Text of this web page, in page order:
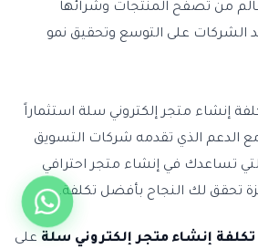
من تصفح المنتجات وشرائها
الشركات على التوسع وتحقيق نمو
إنشاء متجر إلكتروني سلة استثماراً
الدعم الذي تقدمه شركات التسويق
التي تساعدك في إنشاء متجر احترافي
تحقق لك النجاح بأفضل تكلفة.
تكلفة إنشاء متجر إلكتروني سلة على